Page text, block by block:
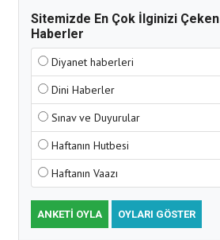
Sitemizde En Çok İlginizi Çeken
Haberler
Diyanet haberleri
Dini Haberler
Sınav ve Duyurular
Haftanın Hutbesi
Haftanın Vaazı
ANKETI OYLA OYLARI GÖSTER